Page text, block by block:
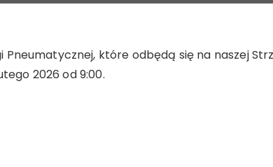
Pneumatycznej, które odbędą się na naszej
2026 od 9:00.